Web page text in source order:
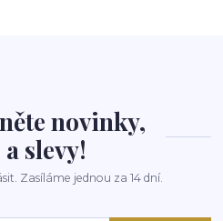
novinky,
a slevy!
Zasíláme jednou za 14 dní.